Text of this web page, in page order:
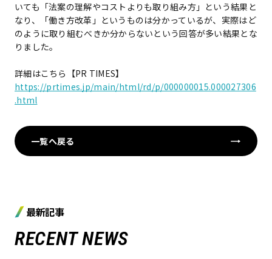
いても「法案の理解やコストよりも取り組み方」という結果と
なり、「働き方改革」というものは分かっているが、実際はど
のように取り組むべきか分からないという回答が多い結果とな
りました。
詳細はこちら【PR TIMES】
https://prtimes.jp/main/html/rd/p/000000015.000027306
.html
一覧へ戻る
最新記事
RECENT NEWS